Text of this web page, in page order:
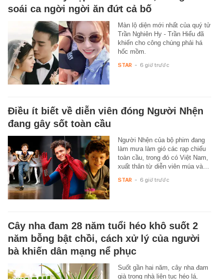
soái ca ngời ngời ăn đứt cả bố
Màn lộ diện mới nhất của quý tử
Trần Nghiên Hy - Trần Hiểu đã
khiến cho công chúng phải há
hốc mồm.
STAR - 6 giờ trước
Điều ít biết về diễn viên đóng Người Nhện
đang gây sốt toàn cầu
Người Nhện của bộ phim đang
làm mưa làm gió các rạp chiếu
toàn cầu, trong đó có Việt Nam,
xuất thân từ diễn viên múa và…
STAR - 6 giờ trước
Cây nha đam 28 năm tuổi héo khô suốt 2
năm bỗng bật chồi, cách xử lý của người
bà khiến dân mạng nể phục
Suốt gần hai năm, cây nha đam
già trong nhà liên tục héo lá,